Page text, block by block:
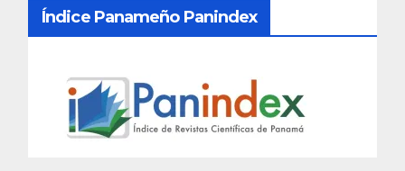
Índice Panameño Panindex